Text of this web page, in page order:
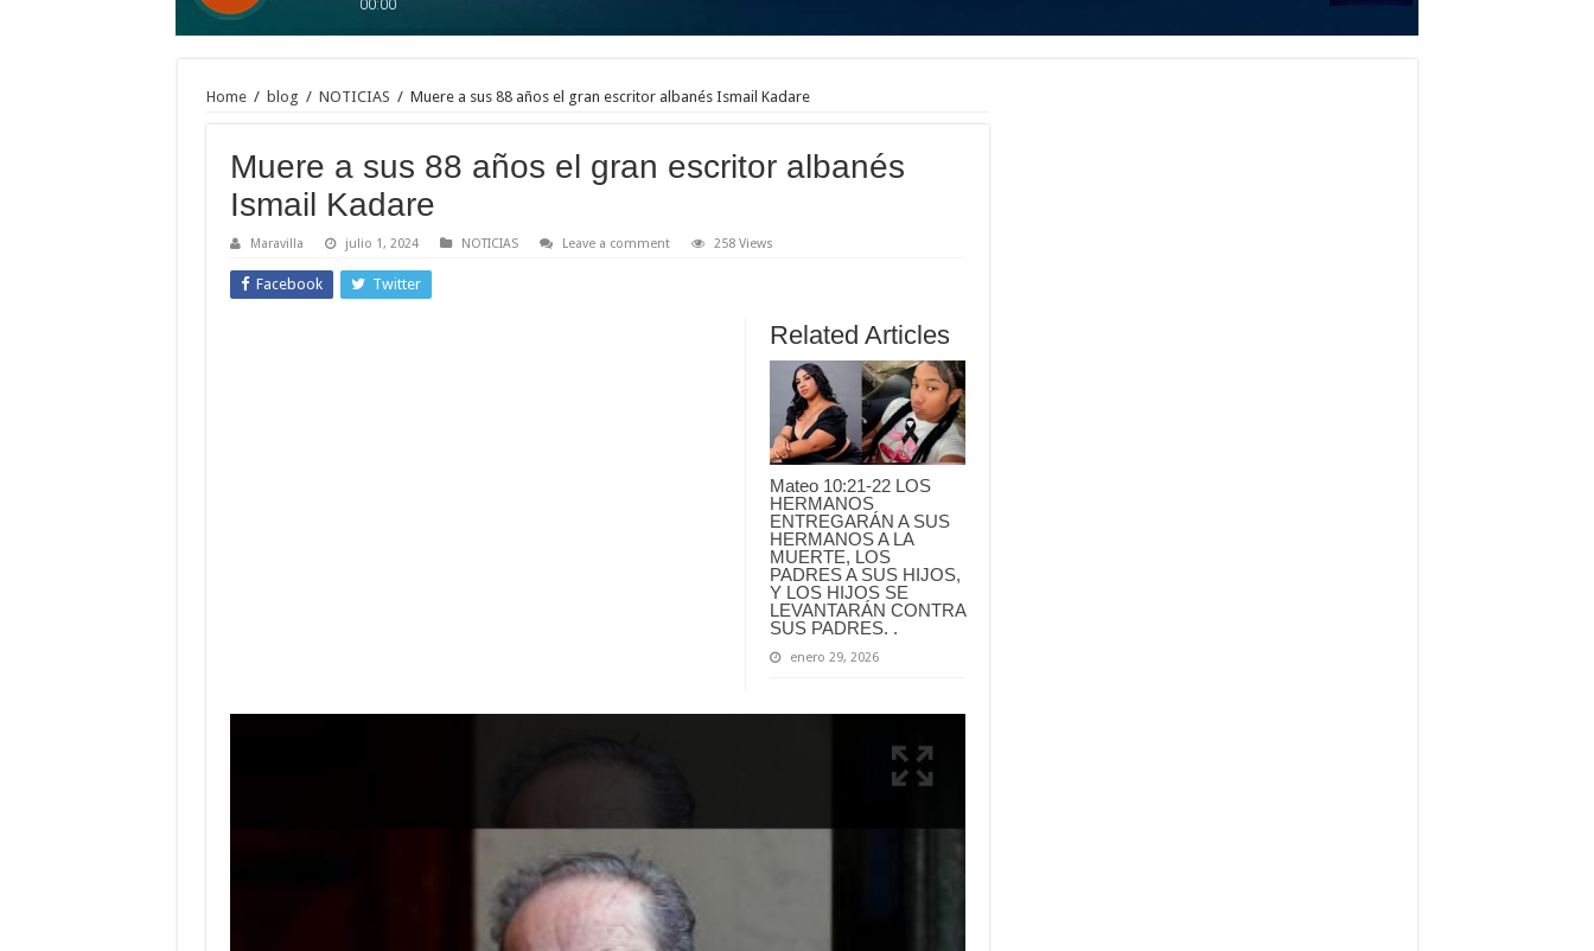
Home / blog / NOTICIAS / Muere a sus 88 años el gran escritor albanés Ismail Kadare
Muere a sus 88 años el gran escritor albanés
Ismail Kadare
Maravilla julio 1, 2024 NOTICIAS Leave a comment 258 Views
Facebook Twitter
Related Articles
Mateo 10:21-22 LOS
HERMANOS
ENTREGARÁN A SUS
HERMANOS A LA
MUERTE, LOS
PADRES A SUS HIJOS,
Y LOS HIJOS SE
LEVANTARÁN CONTRA
SUS PADRES. .
enero 29, 2026